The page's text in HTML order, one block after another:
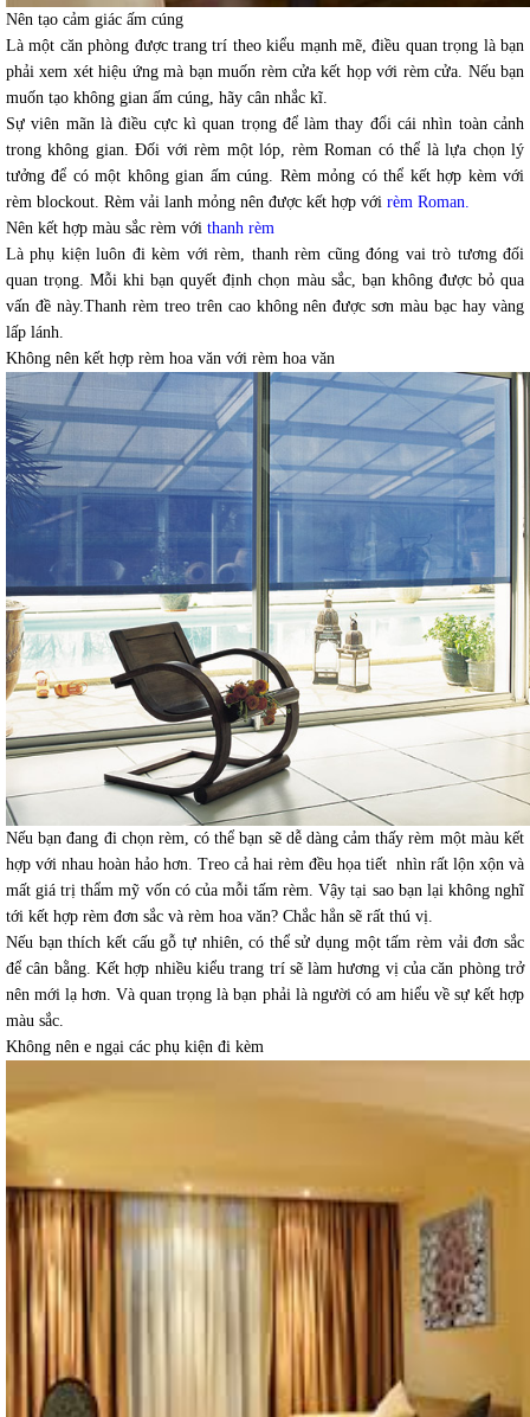
Nên tạo cảm giác ấm cúng
Là một căn phòng được trang trí theo kiểu mạnh mẽ, điều quan trọng là bạn
phải xem xét hiệu ứng mà bạn muốn rèm cửa kết họp với rèm cửa. Nếu bạn
muốn tạo không gian ấm cúng, hãy cân nhắc kĩ.
Sự viên mãn là điều cực kì quan trọng để làm thay đổi cái nhìn toàn cảnh
trong không gian. Đối với rèm một lóp, rèm Roman có thể là lựa chọn lý
tưởng để có một không gian ấm cúng. Rèm mỏng có thể kết hợp kèm với
rèm blockout. Rèm vải lanh mỏng nên được kết hợp với rèm Roman.
Nên kết hợp màu sắc rèm với thanh rèm
Là phụ kiện luôn đi kèm với rèm, thanh rèm cũng đóng vai trò tương đối
quan trọng. Mỗi khi bạn quyết định chọn màu sắc, bạn không được bỏ qua
vấn đề này.Thanh rèm treo trên cao không nên được sơn màu bạc hay vàng
lấp lánh.
Không nên kết hợp rèm hoa văn với rèm hoa văn
Nếu bạn đang đi chọn rèm, có thể bạn sẽ dễ dàng cảm thấy rèm một màu kết
hợp với nhau hoàn hảo hơn. Treo cả hai rèm đều họa tiết nhìn rất lộn xộn và
mất giá trị thẩm mỹ vốn có của mỗi tấm rèm. Vậy tại sao bạn lại không nghĩ
tới kết hợp rèm đơn sắc và rèm hoa văn? Chắc hẳn sẽ rất thú vị.
Nếu bạn thích kết cấu gỗ tự nhiên, có thể sử dụng một tấm rèm vải đơn sắc
để cân bằng. Kết hợp nhiều kiểu trang trí sẽ làm hương vị của căn phòng trở
nên mới lạ hơn. Và quan trọng là bạn phải là người có am hiểu về sự kết hợp
màu sắc.
Không nên e ngại các phụ kiện đi kèm